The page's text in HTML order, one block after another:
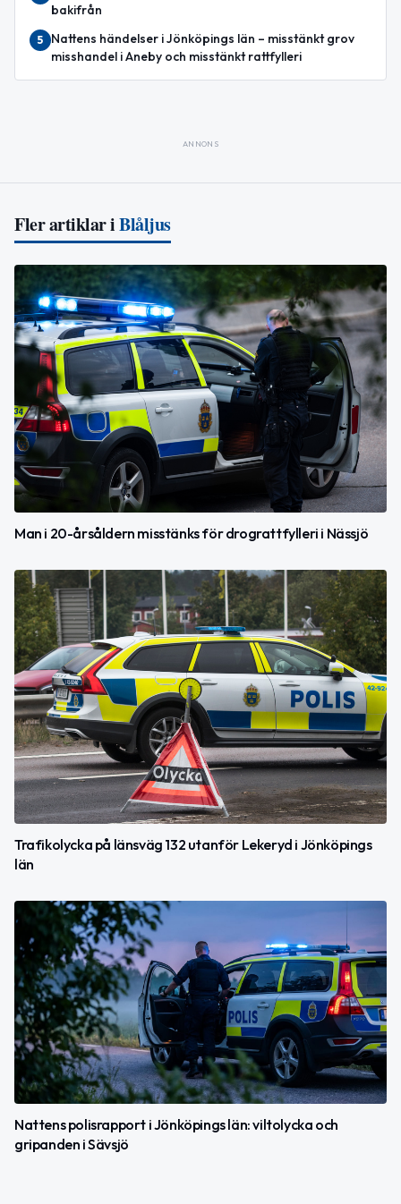
bakifrån
5
Nattens händelser i Jönköpings län – misstänkt grov
misshandel i Aneby och misstänkt rattfylleri
ANNONS
Fler artiklar iBlåljus
Man i 20-årsåldern misstänks för drograttfylleri i Nässjö
Trafikolycka på länsväg 132 utanför Lekeryd i Jönköpings
län
Nattens polisrapport i Jönköpings län: viltolycka och
gripanden i Sävsjö